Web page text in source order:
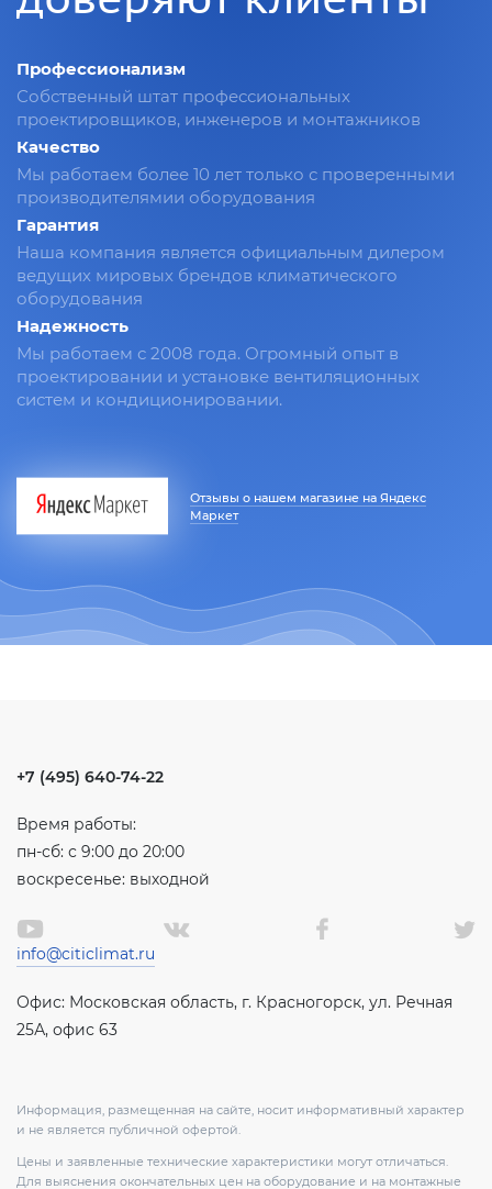
Профессионализм
Собственный штат профессиональных
проектировщиков, инженеров и монтажников
Качество
Мы работаем более 10 лет только с проверенными
производителямии оборудования
Гарантия
Наша компания является официальным дилером
ведущих мировых брендов климатического
оборудования
Надежность
Мы работаем с 2008 года. Огромный опыт в
проектировании и установке вентиляционных
систем и кондиционировании.
Отзывы о нашем магазине на Яндекс
Маркет
+7 (495) 640-74-22
Время работы:
пн-сб: с 9:00 до 20:00
воскресенье: выходной
info@citiclimat.ru
Офис: Московская область, г. Красногорск, ул. Речная
25А, офис 63
Информация, размещенная на сайте, носит информативный характер
и не является публичной офертой.
Цены и заявленные технические характеристики могут отличаться.
Для выяснения окончательных цен на оборудование и на монтажные